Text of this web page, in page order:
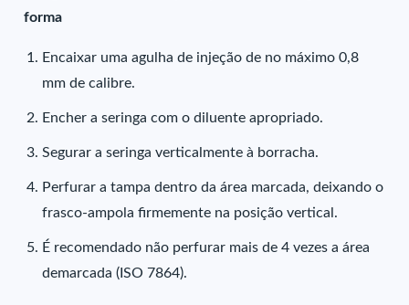
forma
Encaixar uma agulha de injeção de no máximo 0,8
mm de calibre.
Encher a seringa com o diluente apropriado.
Segurar a seringa verticalmente à borracha.
Perfurar a tampa dentro da área marcada, deixando o
frasco-ampola firmemente na posição vertical.
É recomendado não perfurar mais de 4 vezes a área
demarcada (ISO 7864).